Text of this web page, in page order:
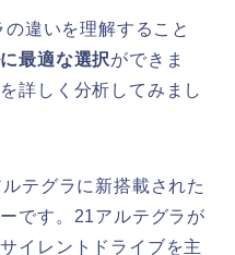
違いを理解すること
最適な選択ができま
詳しく分析してみまし
テグラに新搭載された
です。21アルテグラが
イレントドライブを主